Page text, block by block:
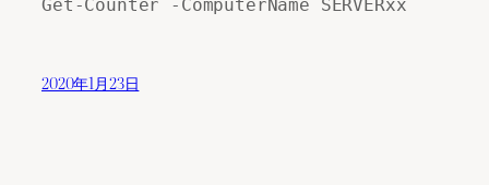
2020年1月23日